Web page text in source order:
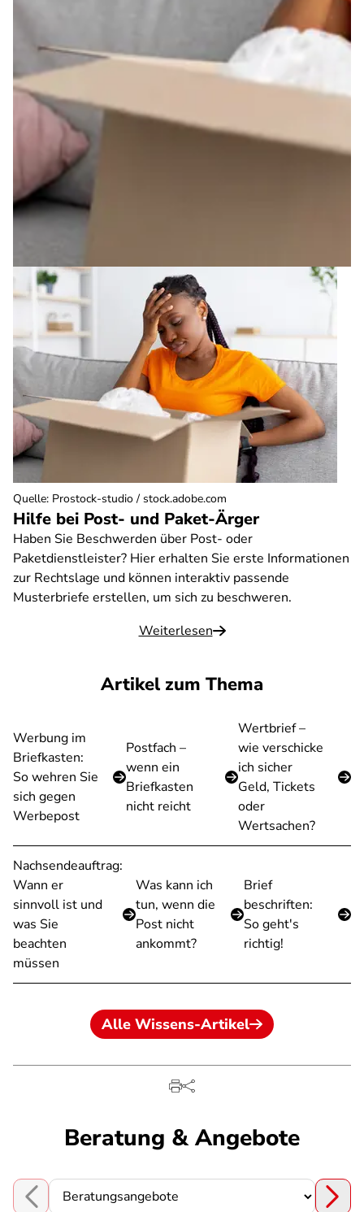
Hilfe bei Post- und Paket-Ärger
Haben Sie Beschwerden über Post- oder
Paketdienstleister? Hier erhalten Sie erste Informationen
zur Rechtslage und können interaktiv passende
Musterbriefe erstellen, um sich zu beschweren.
Weiterlesen
Quelle: Prostock-studio / stock.adobe.com
Artikel zum Thema
Werbung im
Briefkasten:
So wehren Sie
sich gegen
Werbepost
Postfach –
wenn ein
Briefkasten
nicht reicht
Wertbrief –
wie verschicke
ich sicher
Geld, Tickets
oder
Wertsachen?
Nachsendeauftrag:
Wann er
sinnvoll ist und
was Sie
beachten
müssen
Was kann ich
tun, wenn die
Post nicht
ankommt?
Brief
beschriften:
So geht's
richtig!
Alle Wissens-Artikel
Beratung & Angebote
Choose a section